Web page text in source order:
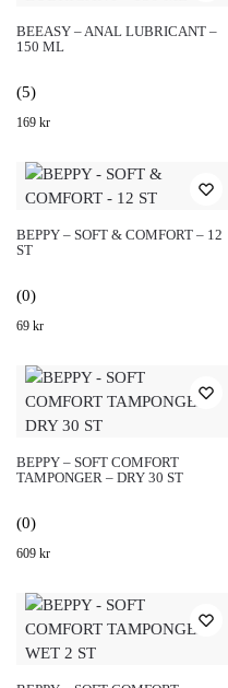
BEEASY – ANAL LUBRICANT –
150 ML
(5)
169 kr
BEPPY – SOFT & COMFORT – 12
ST
(0)
69 kr
BEPPY – SOFT COMFORT
TAMPONGER – DRY 30 ST
(0)
609 kr